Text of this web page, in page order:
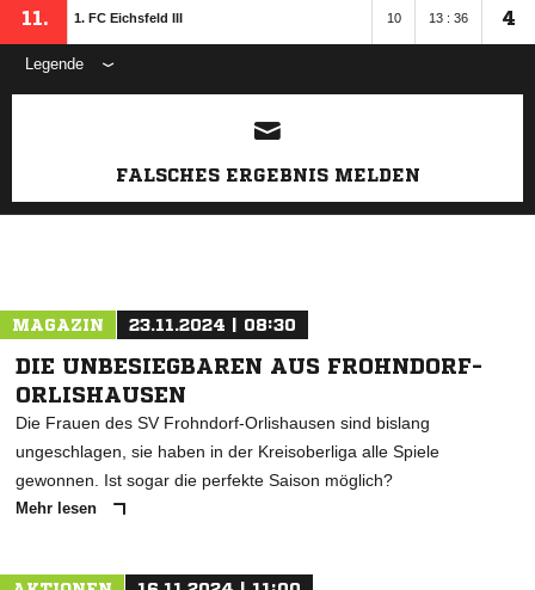
11. 1. FC Eichsfeld III 10 13 : 36 4
Legende
ANZEIGE
FALSCHES ERGEBNIS MELDEN
MAGAZIN 23.11.2024 | 08:30
DIE UNBESIEGBAREN AUS FROHNDORF-
ORLISHAUSEN
Die Frauen des SV Frohndorf-Orlishausen sind bislang
ungeschlagen, sie haben in der Kreisoberliga alle Spiele
gewonnen. Ist sogar die perfekte Saison möglich?
Mehr lesen